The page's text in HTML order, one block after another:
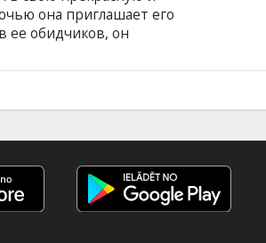
она приглашает его
ее обидчиков, он
послания,
Фильм на английском